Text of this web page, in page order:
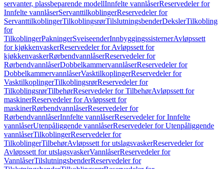
servanter, plassbeparende modellInnfelte vannlåserReservedeler for
Innfelte vannlåserServanttilkoblingerReservedeler for
ServanttilkoblingerTilkoblingsrørTilslutningsbenderDeksler
for
TilkoblingerPakningerSveiseenderInnbyggingssisternerAvløpssett
for kjøkkenvaskerReservedeler for Avløpssett for
kjøkkenvaskerRørbendvannlåserReservedeler for
RørbendvannlåserDobbelkammervannlåserReservedeler for
DobbelkammervannlåserVasktilkoplingerReservedeler for
VasktilkoplingerTilkoblingsrørReservedeler for
TilkoblingsrørTilbehørReservedeler for TilbehørAvløpssett for
maskinerReservedeler for Avløpssett for
maskinerRørbendvannlåserReservedeler for
RørbendvannlåserInnfelte vannlåserReservedeler for Innfelte
vannlåserUtenpåliggende vannlåserReservedeler for Utenpåliggende
vannlåserTilkoblingerReservedeler for
TilkoblingerTilbehørAvløpssett for utslagsvaskerReservedeler for
Avløpssett for utslagsvaskerVannlåserReservedeler for
VannlåserTilslutningsbenderReservedeler for